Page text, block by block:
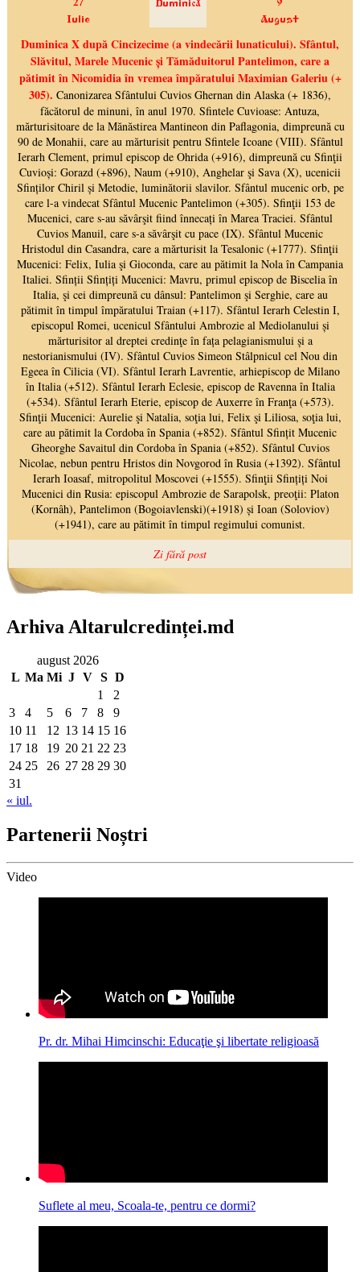
Arhiva Altarulcredinței.md
august 2026
L Ma Mi J V S D
1
2
3
4 5 6 7 8
9
10 11 12 13 14 15 16
17 18 19 20 21 22 23
24 25 26 27 28 29 30
31
« iul.
Partenerii Noștri
Video
Pr. dr. Mihai Himcinschi: Educaţie şi libertate religioasă
Suflete al meu, Scoala-te, pentru ce dormi?